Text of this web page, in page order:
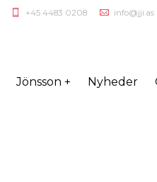
+45 4483 0208 info@jji.as
Jönsson + Nyheder